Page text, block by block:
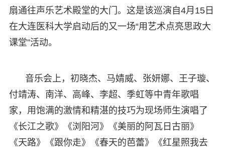
扇通往声乐艺术殿堂的大门。这是该巡演自4月15日
在大连医科大学启动后的又一场“用艺术点亮思政大
课堂”活动。
音乐会上，初晓杰、马婧威、张妍娜、王子璇、
付靖涛、南洋、高峰、李超、季虹等中青年歌唱
家，用饱满的激情和精湛的技巧为现场师生演唱了
《长江之歌》《浏阳河》《美丽的阿瓦日古丽》
《天路》《跟你走》《春天的芭蕾》《红星照我去